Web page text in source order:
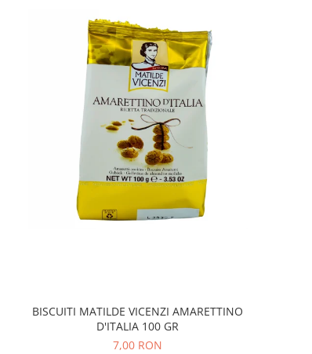
BISCUITI MATILDE VICENZI AMARETTINO
D'ITALIA 100 GR
7,00 RON